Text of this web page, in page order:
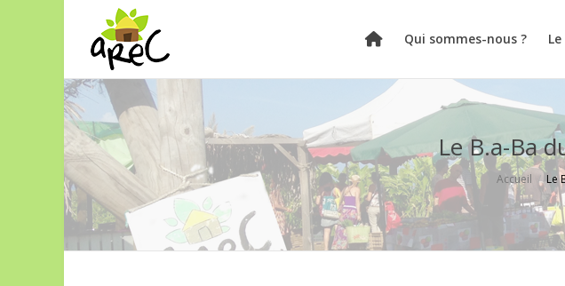
Qui sommes-nous ?
Le B.a-Ba
Accueil Le